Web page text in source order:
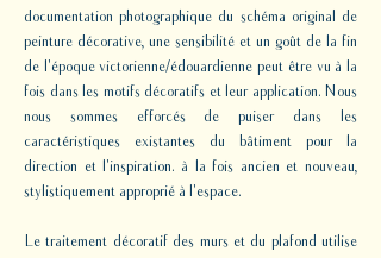
documentation photographique du schéma original de
peinture décorative, une sensibilité et un goût de la fin
de l'époque victorienne/édouardienne peut être vu à la
fois dans les motifs décoratifs et leur application. Nous
nous sommes efforcés de puiser dans les
caractéristiques existantes du bâtiment pour la
direction et l'inspiration. à la fois ancien et nouveau,
stylistiquement approprié à l'espace.
Le traitement décoratif des murs et du plafond utilise